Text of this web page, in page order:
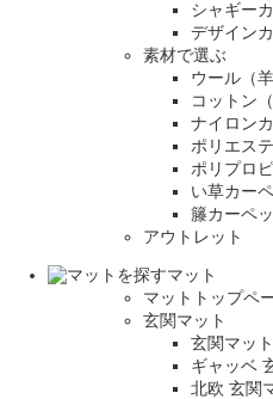
シャギー
デザイン
素材で選ぶ
ウール（
コットン
ナイロン
ポリエス
ポリプロ
い草カー
籐カーペ
アウトレット
マット
マットトップペ
玄関マット
玄関マッ
ギャッベ
北欧 玄関